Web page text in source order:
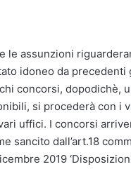
le assunzioni
idoneo da precedenti
concorsi, dopodichè,
si procederà con i
uffici. I concorsi
sancito dall’art.18
2019